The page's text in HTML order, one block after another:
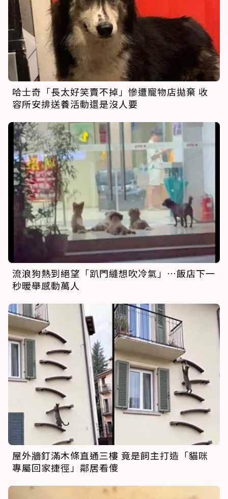
哈士奇「長太好笑賣不掉」慘遭寵物店拋棄 收
容所安排送養活動還是沒人要
流浪狗熱到絕望「趴門縫想吹冷氣」…飯店下一
秒暖舉感動萬人
屋外牆釘滿木條直通三樓 竟是飼主打造「貓咪
專屬回家捷徑」鄰居看傻